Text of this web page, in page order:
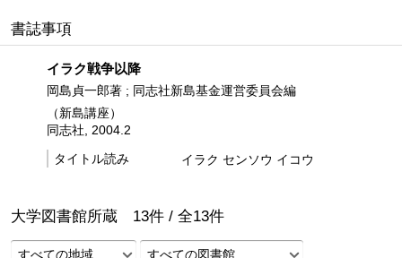
書誌事項
イラク戦争以降
岡島貞一郎著 ; 同志社新島基金運営委員会編
（新島講座）
同志社, 2004.2
タイトル読み
イラク センソウ イコウ
大学図書館所蔵 13件 / 全13件
すべての地域
すべての図書館